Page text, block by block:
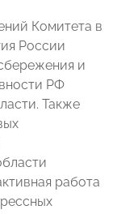
Комитета в
России
и
РФ
Также
работа